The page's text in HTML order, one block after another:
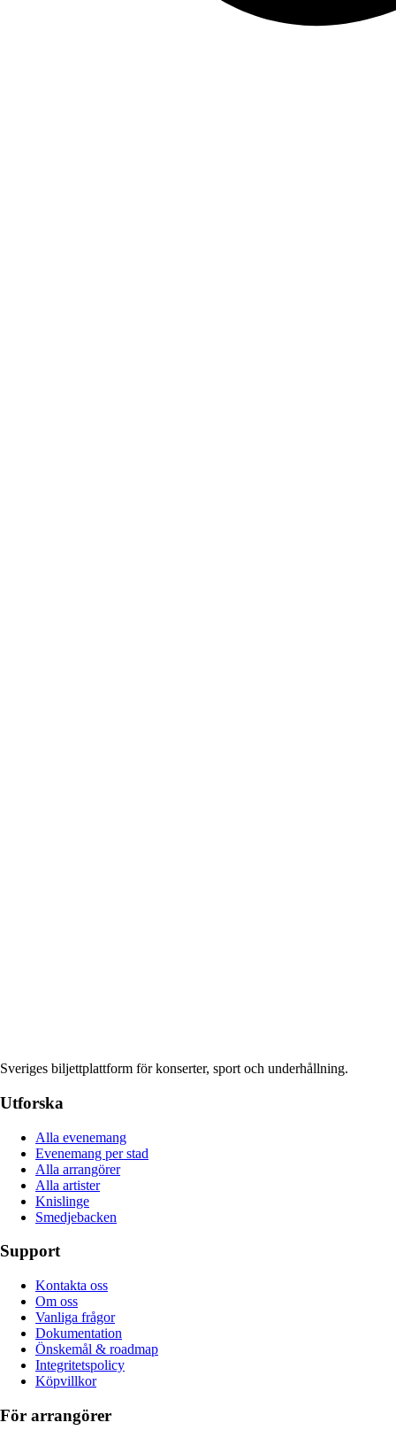
Sveriges biljettplattform för konserter, sport och underhållning.
Utforska
Alla evenemang
Evenemang per stad
Alla arrangörer
Alla artister
Knislinge
Smedjebacken
Support
Kontakta oss
Om oss
Vanliga frågor
Dokumentation
Önskemål & roadmap
Integritetspolicy
Köpvillkor
För arrangörer